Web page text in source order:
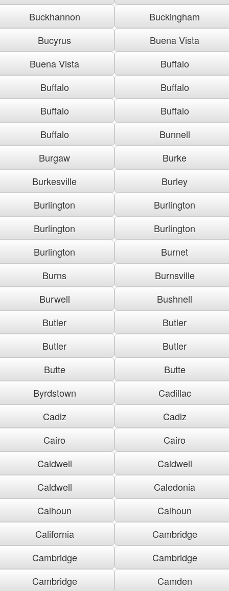
Buckhannon
Buckingham
Bucyrus
Buena Vista
Buena Vista
Buffalo
Buffalo
Buffalo
Buffalo
Buffalo
Buffalo
Bunnell
Burgaw
Burke
Burkesville
Burley
Burlington
Burlington
Burlington
Burlington
Burlington
Burnet
Burns
Burnsville
Burwell
Bushnell
Butler
Butler
Butler
Butler
Butte
Butte
Byrdstown
Cadillac
Cadiz
Cadiz
Cairo
Cairo
Caldwell
Caldwell
Caldwell
Caledonia
Calhoun
Calhoun
California
Cambridge
Cambridge
Cambridge
Cambridge
Camden